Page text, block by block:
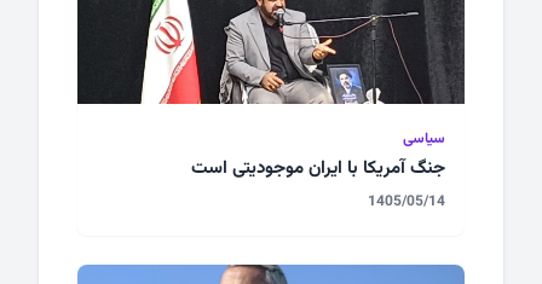
سیاسی
جنگ آمریکا با ایران موجودیتی است
1405/05/14